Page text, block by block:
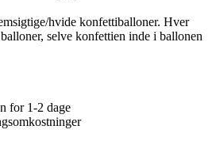
hvide konfettiballoner. Hver
selve konfettien inde i ballonen
for 1-2 dage